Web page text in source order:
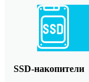
SSD-накопители